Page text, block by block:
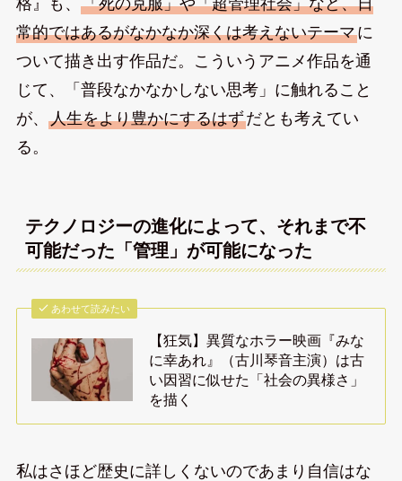
格』も、 「死の克服」や「超管理社会」など、日
常的ではあるがなかなか深くは考えないテーマに
ついて描き出す作品だ。こういうアニメ作品を通
じて、「普段なかなかしない思考」に触れること
が、 人生をより豊かにするはずだとも考えてい
る。
テクノロジーの進化によって、それまで不
可能だった「管理」が可能になった
あわせて読みたい
【狂気】異質なホラー映画『みな
に幸あれ』（古川琴音主演）は古
い因習に似せた「社会の異様さ」
を描く
私はさほど歴史に詳しくないのであまり自信はな